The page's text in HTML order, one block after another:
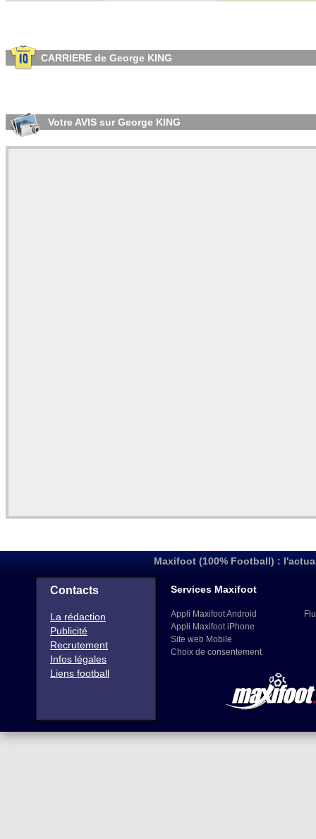
CARRIERE de George KING
Votre AVIS sur George KING
Maxifoot (100% Football) :
Contacts
La rédaction
Publicité
Recrutement
Infos légales
Liens football
Services Maxifoot
Appli Maxifoot Android
Appli Maxifoot iPhone
Site web Mobile
Choix de consentement